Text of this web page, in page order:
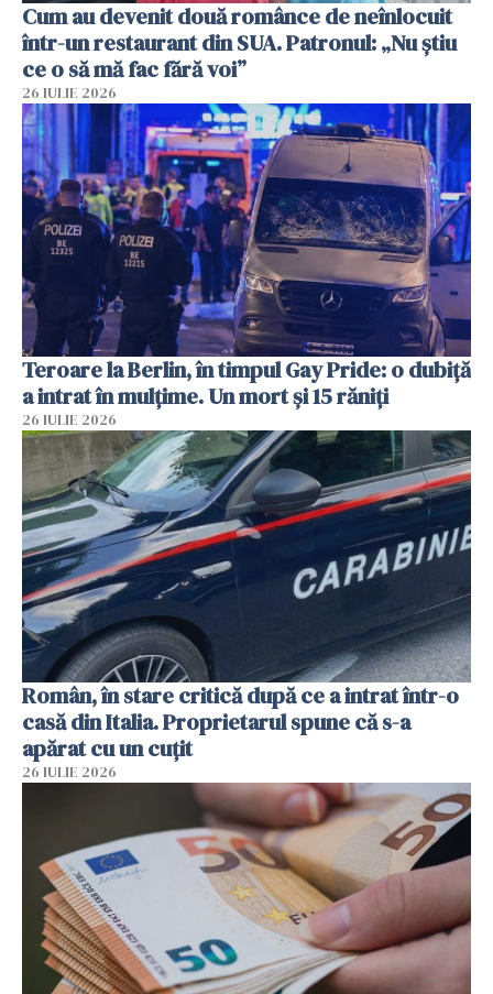
Cum au devenit două românce de neînlocuit
într-un restaurant din SUA. Patronul: „Nu știu
ce o să mă fac fără voi”
26 IULIE 2026
Teroare la Berlin, în timpul Gay Pride: o dubiță
a intrat în mulțime. Un mort și 15 răniți
26 IULIE 2026
Român, în stare critică după ce a intrat într-o
casă din Italia. Proprietarul spune că s-a
apărat cu un cuțit
26 IULIE 2026